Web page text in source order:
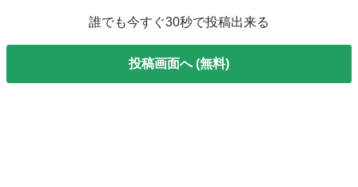
誰でも今すぐ30秒で投稿出来る
投稿画面へ (無料)